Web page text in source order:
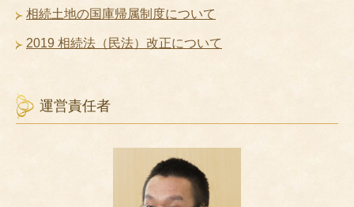
相続土地の国庫帰属制度について
2019 相続法（民法）改正について
運営責任者